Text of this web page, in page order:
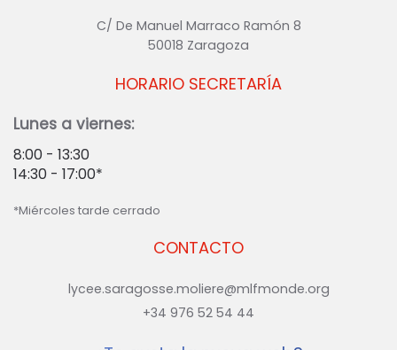
C/ De Manuel Marraco Ramón 8
50018 Zaragoza
CONTACTO
lycee.saragosse.moliere@mlfmonde.org
+34 976 52 54 44
HORARIO SECRETARÍA
Lunes a viernes:
8:00 - 13:30
14:30 - 17:00*
*Miércoles tarde cerrado